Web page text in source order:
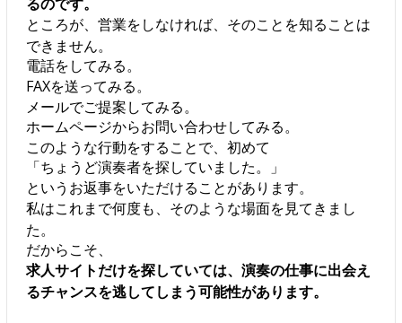
ところが、営業をしなければ、そのことを知ることは
できません。
電話をしてみる。
FAXを送ってみる。
メールでご提案してみる。
ホームページからお問い合わせしてみる。
このような行動をすることで、初めて
「ちょうど演奏者を探していました。」
というお返事をいただけることがあります。
私はこれまで何度も、そのような場面を見てきまし
た。
だからこそ、
求人サイトだけを探していては、演奏の仕事に出会え
るチャンスを逃してしまう可能性があります。